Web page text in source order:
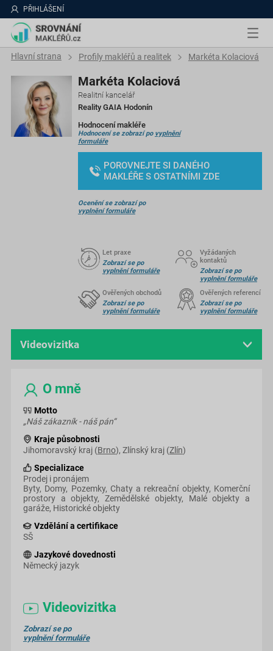
PŘIHLÁŠENÍ
Hlavní strana Profily makléřů a realitek Markéta Kolaciová
Markéta Kolaciová
Realitní kancelář
Reality GAIA Hodonín
Hodnocení makléře
Hodnocení se zobrazí po vyplnění
formuláře
POROVNEJTE SI DANÉHO
MAKLÉŘE S OSTATNÍMI ZDE
Let praxe
Zobrazí se po
vyplnění formuláře
Vyžádaných
kontaktů
Zobrazí se po
vyplnění formuláře
Ověřených obchodů
Zobrazí se po
vyplnění formuláře
Ověřených referencí
Zobrazí se po
vyplnění formuláře
Ocenění se zobrazí po
vyplnění formuláře
Videovizitka
O mně
Motto
„Náš zákazník - náš pán“
Kraje působnosti
Jihomoravský kraj (Brno), Zlínský kraj (Zlín)
Specializace
Prodej i pronájem
Byty, Domy, Pozemky, Chaty a rekreační objekty, Komerční
prostory a objekty, Zemědělské objekty, Malé objekty a
garáže, Historické objekty
Vzdělání a certifikace
SŠ
Jazykové dovednosti
Německý jazyk
Videovizitka
Zobrazí se po
vyplnění formuláře